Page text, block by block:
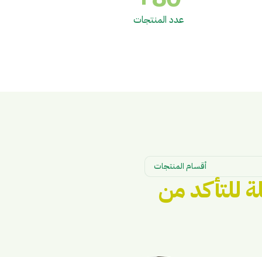
عدد المنتجات
أقسام المنتجات
للتأكد من